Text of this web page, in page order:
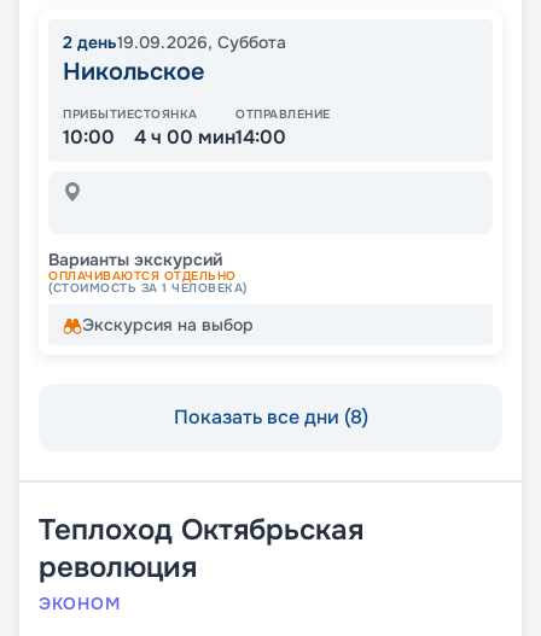
2 день19.09.2026, Суббота
Никольское
ПРИБЫТИЕ
10:00
СТОЯНКА
4 ч 00 мин
ОТПРАВЛЕНИЕ
14:00
Варианты экскурсий
ОПЛАЧИВАЮТСЯ ОТДЕЛЬНО
(СТОИМОСТЬ ЗА 1 ЧЕЛОВЕКА)
Экскурсия на выбор
Показать все дни (8)
Теплоход Октябрьская
революция
ЭКОНОМ